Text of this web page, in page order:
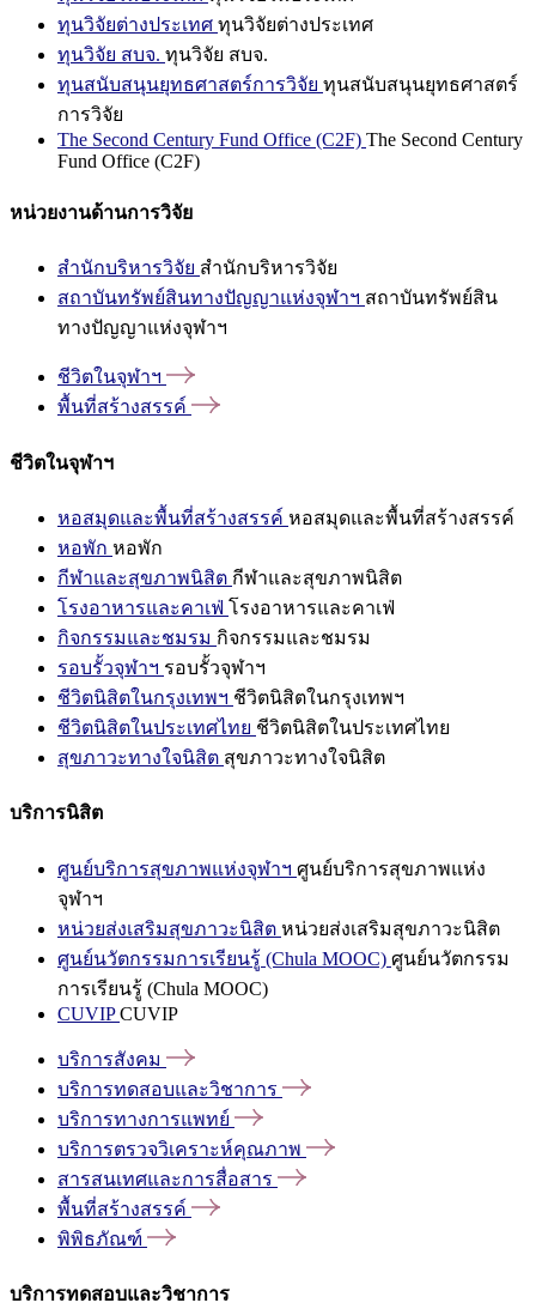
ทุนวิจัยต่างประเทศ ทุนวิจัยต่างประเทศ
ทุนวิจัย สบจ. ทุนวิจัย สบจ.
ทุนสนับสนุนยุทธศาสตร์การวิจัย ทุนสนับสนุนยุทธศาสตร์
การวิจัย
The Second Century Fund Office (C2F) The Second Century
Fund Office (C2F)
หน่วยงานด้านการวิจัย
สำนักบริหารวิจัย สำนักบริหารวิจัย
สถาบันทรัพย์สินทางปัญญาแห่งจุฬาฯ สถาบันทรัพย์สิน
ทางปัญญาแห่งจุฬาฯ
ชีวิตในจุฬาฯ
พื้นที่สร้างสรรค์
ชีวิตในจุฬาฯ
หอสมุดและพื้นที่สร้างสรรค์ หอสมุดและพื้นที่สร้างสรรค์
หอพัก หอพัก
กีฬาและสุขภาพนิสิต กีฬาและสุขภาพนิสิต
โรงอาหารและคาเฟ่ โรงอาหารและคาเฟ่
กิจกรรมและชมรม กิจกรรมและชมรม
รอบรั้วจุฬาฯ รอบรั้วจุฬาฯ
ชีวิตนิสิตในกรุงเทพฯ ชีวิตนิสิตในกรุงเทพฯ
ชีวิตนิสิตในประเทศไทย ชีวิตนิสิตในประเทศไทย
สุขภาวะทางใจนิสิต สุขภาวะทางใจนิสิต
บริการนิสิต
ศูนย์บริการสุขภาพแห่งจุฬาฯ ศูนย์บริการสุขภาพแห่ง
จุฬาฯ
หน่วยส่งเสริมสุขภาวะนิสิต หน่วยส่งเสริมสุขภาวะนิสิต
ศูนย์นวัตกรรมการเรียนรู้ (Chula MOOC) ศูนย์นวัตกรรม
การเรียนรู้ (Chula MOOC)
CUVIPCUVIP
บริการสังคม
บริการทดสอบและวิชาการ
บริการทางการแพทย์
บริการตรวจวิเคราะห์คุณภาพ
สารสนเทศและการสื่อสาร
พื้นที่สร้างสรรค์
พิพิธภัณฑ์
บริการทดสอบและวิชาการ